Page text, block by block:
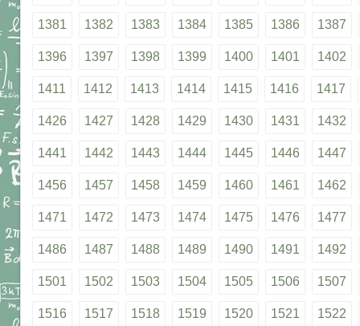
1381 1382 1383 1384 1385 1386 1387
1396 1397 1398 1399 1400 1401 1402
1411 1412 1413 1414 1415 1416 1417
1426 1427 1428 1429 1430 1431 1432
1441 1442 1443 1444 1445 1446 1447
1456 1457 1458 1459 1460 1461 1462
1471 1472 1473 1474 1475 1476 1477
1486 1487 1488 1489 1490 1491 1492
1501 1502 1503 1504 1505 1506 1507
1516 1517 1518 1519 1520 1521 1522